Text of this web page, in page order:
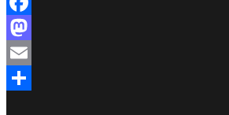
Facebook
Mastodon
Email